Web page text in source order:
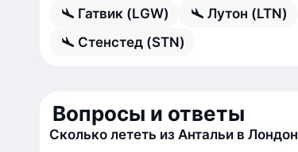
Гатвик (LGW) Лутон (LTN)
Стенстед (STN)
Вопросы и ответы
Сколько лететь из Антальи в Лондон